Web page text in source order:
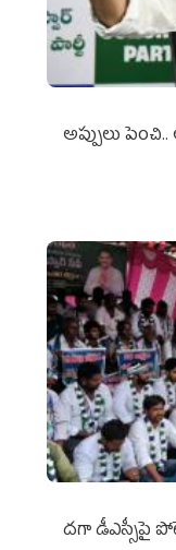
అప్పులు
దగా డీఎస్సీపై